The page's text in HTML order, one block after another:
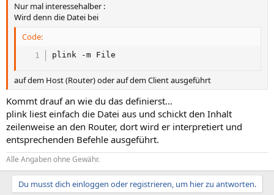
Nur mal interessehalber :
Wird denn die Datei bei
Code:
plink -m File
auf dem Host (Router) oder auf dem Client ausgeführt
Kommt drauf an wie du das definierst...
plink liest einfach die Datei aus und schickt den Inhalt
zeilenweise an den Router, dort wird er interpretiert und
entsprechenden Befehle ausgeführt.
Alle Angaben ohne Gewähr.
Du musst dich einloggen oder registrieren, um hier zu antworten.